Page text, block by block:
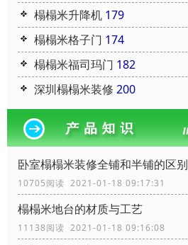
榻榻米升降机 179
榻榻米格子门 174
榻榻米福司玛门 182
深圳榻榻米装修 200
卧室榻榻米装修全铺和半铺的区别
10705阅读 2021-01-18 09:17:31
榻榻米地台的材质与工艺
11138阅读 2021-01-18 09:16:08